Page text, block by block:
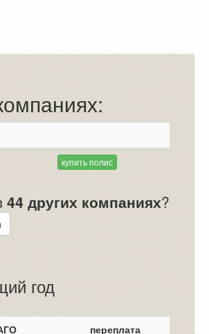
купить полис
44 других компаниях?
год
переплата